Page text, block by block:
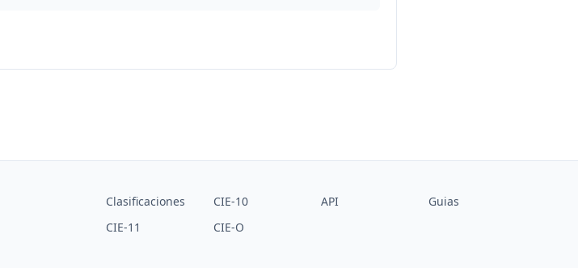
Clasificaciones CIE-10 API
Guias
CIE-11
CIE-O